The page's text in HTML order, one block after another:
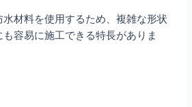
材料を使用するため、複雑な形状
容易に施工できる特長がありま